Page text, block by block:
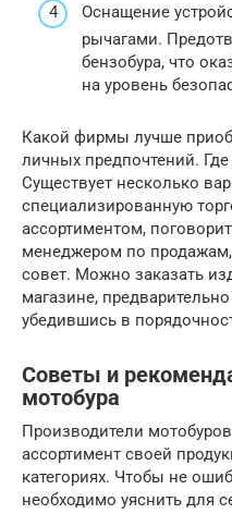
Оснащение
рычагами.
бензобура, что
на уровень
Какой фирмы лучше
личных предпочтений.
Существует несколько
специализированную
ассортиментом,
менеджером по
совет. Можно заказать
магазине,
убедившись в
Советы и
мотобура
Производители
ассортимент своей
категориях. Чтобы не
необходимо уяснить для